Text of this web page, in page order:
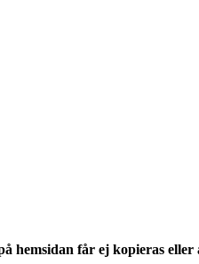
hemsidan får ej kopieras